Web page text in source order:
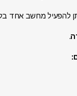
להפעיל מחשב אחד
.